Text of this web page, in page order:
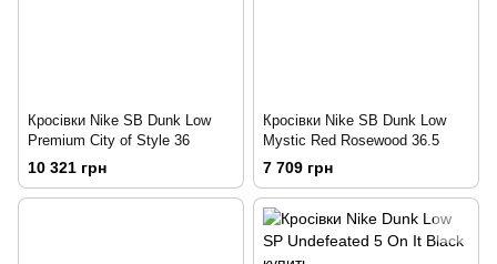
Кросівки Nike SB Dunk Low
Premium City of Style 36
10 321 грн
Кросівки Nike SB Dunk Low
Mystic Red Rosewood 36.5
7 709 грн